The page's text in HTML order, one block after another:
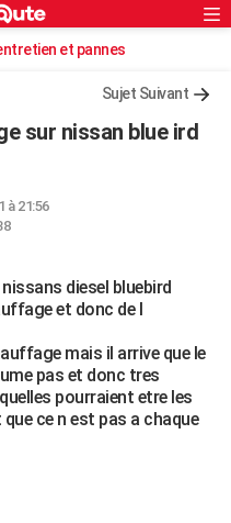
Rechercher
et pannes
Sujet Suivant
sur nissan blue ird
à 21:56
diesel bluebird
et donc de l
mais il arrive que le
pas et donc tres
pourraient etre les
ce n est pas a chaque